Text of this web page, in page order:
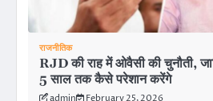
राजनीतिक
RJD की राह में ओवैसी की चुनौती,
5 साल तक कैसे परेशान करेंगे
admin February 25, 2026